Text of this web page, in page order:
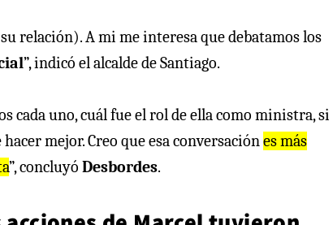
relación). A mi me interesa que debatamos los
”, indicó el alcalde de Santiago.
cada uno, cuál fue el rol de ella como ministra, si
mejor. Creo que esa conversaciónes más
”, concluyó Desbordes.